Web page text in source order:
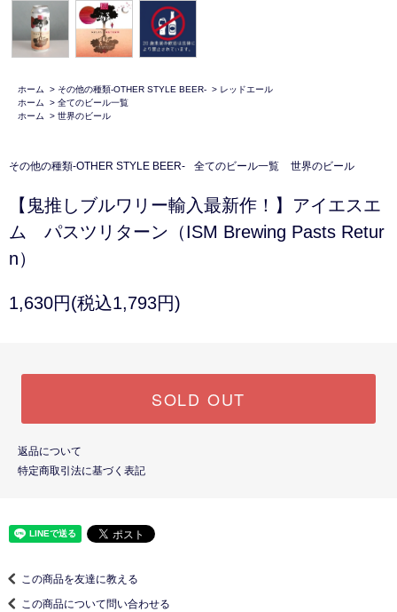
ホーム > その他の種類-OTHER STYLE BEER- > レッドエール
ホーム
> 全てのビール一覧
ホーム
> 世界のビール
その他の種類-OTHER STYLE BEER- 全てのビール一覧 世界のビール
【鬼推しブルワリー輸入最新作！】アイエスエ
ム パスツリターン（ISM Brewing Pasts Retur
n）
1,630円(税込1,793円)
SOLD OUT
返品について
特定商取引法に基づく表記
この商品を友達に教える
この商品について問い合わせる